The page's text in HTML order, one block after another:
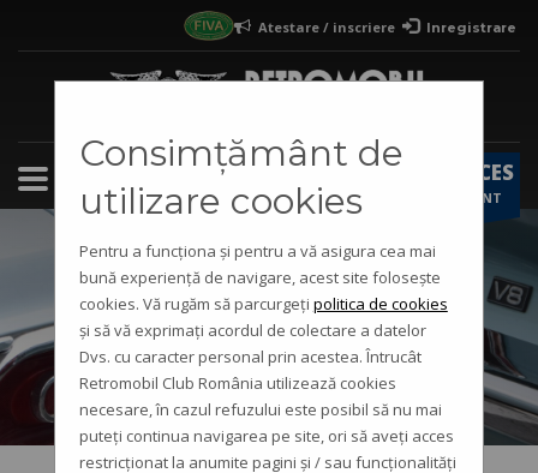
×
Pasi atestare vehicul istoric / inscriere in
1 Iti faci cont pe site-ul Retromobil
2 Completezi formularul
Primesti raspunsul in cont si pe e-mail
Atestare / inscriere Inregistrare
ACCES
CONT
Eveniment
Consimțământ de
utilizare cookies
Pentru a funcționa și pentru a vă asigura cea mai
bună experiență de navigare, acest site folosește
cookies. Vă rugăm să parcurgeți politica de cookies
și să vă exprimați acordul de colectare a datelor
Dvs. cu caracter personal prin acestea. Întrucât
Retromobil Club România utilizează cookies
necesare, în cazul refuzului este posibil să nu mai
puteți continua navigarea pe site, ori să aveți acces
restricționat la anumite pagini și / sau funcționalități